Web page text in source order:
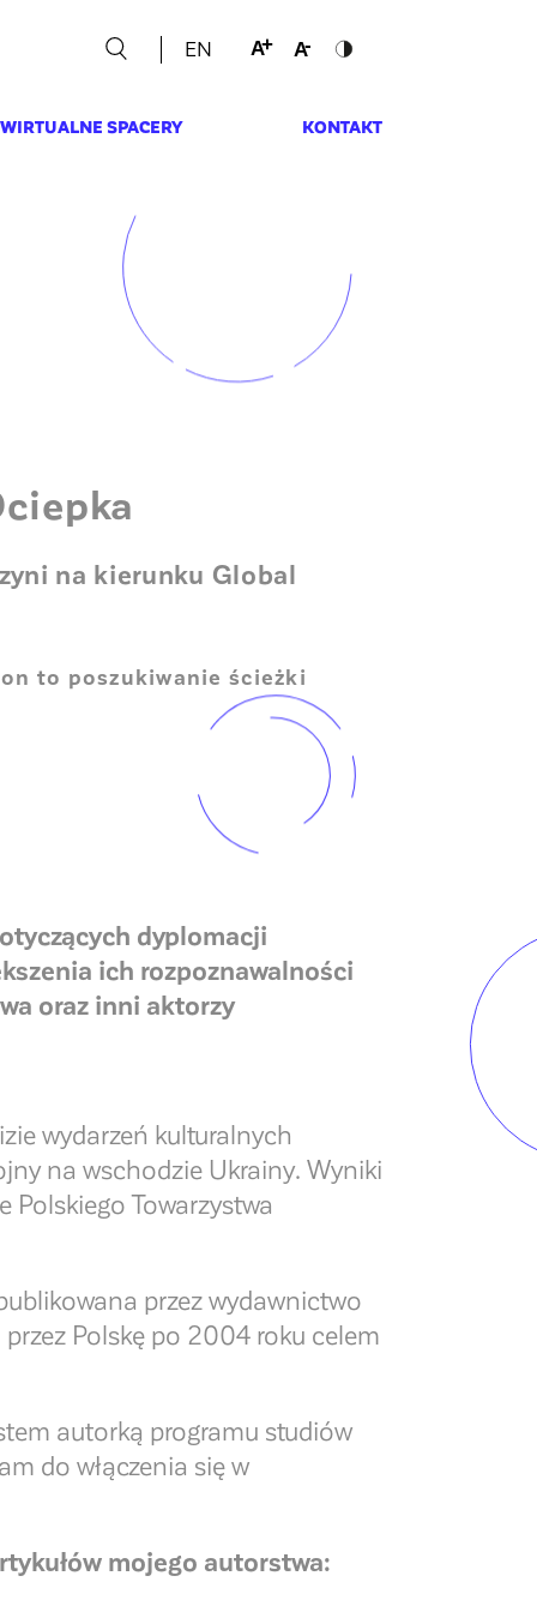
EN
WIRTUALNE SPACERY KONTAKT
na kierunku Global
to poszukiwanie ścieżki
dyplomacji
ich rozpoznawalności
oraz inni aktorzy
wydarzeń kulturalnych
na wschodzie Ukrainy. Wyniki
Towarzystwa
przez wydawnictwo
Polskę po 2004 roku celem
autorką programu studiów
do włączenia się w
mojego autorstwa: